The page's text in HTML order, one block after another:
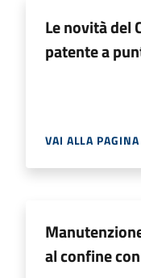
Le novità del
patente a
VAI ALLA PAGINA
al confine